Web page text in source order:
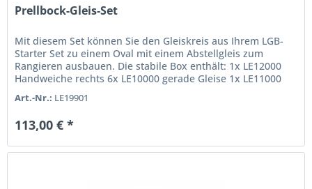
Prellbock-Gleis-Set
Mit diesem Set können Sie den Gleiskreis aus Ihrem LGB-
Starter Set zu einem Oval mit einem Abstellgleis zum
Rangieren ausbauen. Die stabile Box enthält: 1x LE12000
Handweiche rechts 6x LE10000 gerade Gleise 1x LE11000
Art.-Nr.: LE19901
113,00 € *